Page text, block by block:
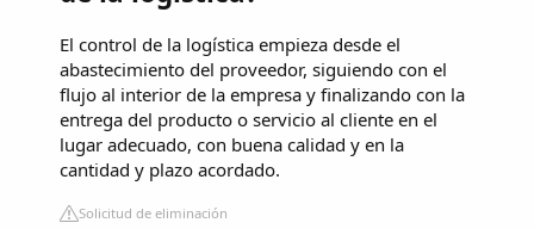
El control de la logística empieza desde el
abastecimiento del proveedor, siguiendo con el
flujo al interior de la empresa y finalizando con la
entrega del producto o servicio al cliente en el
lugar adecuado, con buena calidad y en la
cantidad y plazo acordado.
Solicitud de eliminación